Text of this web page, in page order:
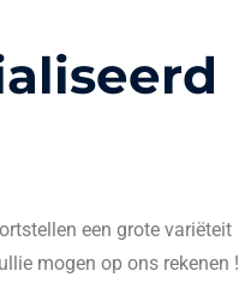
een grote variëteit
mogen op ons rekenen !